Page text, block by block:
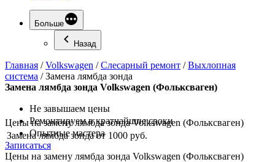
Больше
Назад
Главная /Volkswagen /Слесарный ремонт /Выхлопная
система /Замена лямбда зонда
Замена лямбда зонда Volkswagen (Фольксваген)
Не завышаем цены
Ремонтируем в кратчайшие сроки
Опытные мастера
Записаться
Цены на замену лямбда зонда Volkswagen (Фольксваген)
Цены на замену лямбда зонда Volkswagen (Фольксваген)
Замена лямбда зонда от 1000 руб.